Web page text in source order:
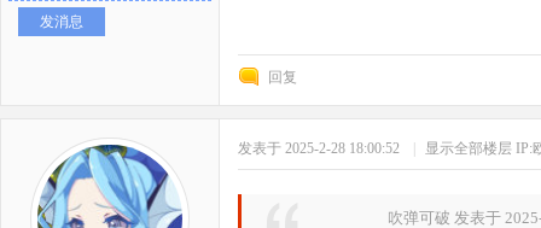
发消息
回复
发表于 2025-2-28 18:00:52 显示全部楼层 IP:
吹弹可破 发表于